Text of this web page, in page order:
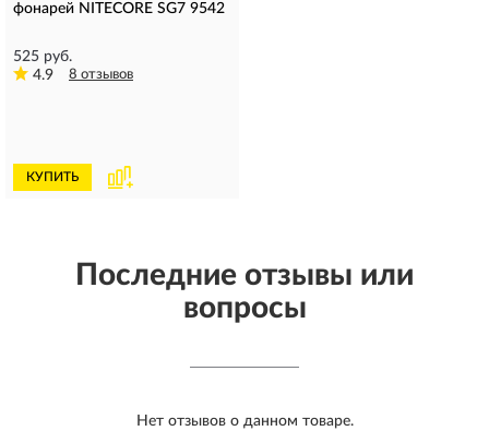
фонарей NITECORE SG7 9542
525 руб.
4.9
8 отзывов
КУПИТЬ
Последние отзывы или
вопросы
Нет отзывов о данном товаре.